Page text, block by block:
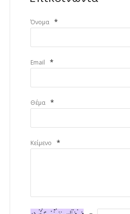
Όνομα *
Email *
Θέμα *
Κείμενο *